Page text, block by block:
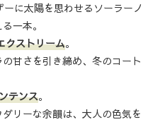
ーに太陽を思わせるソーラーノ
一本。
クストリーム。
甘さを引き締め、冬のコート
テンス。
リーな余韻は、大人の色気を